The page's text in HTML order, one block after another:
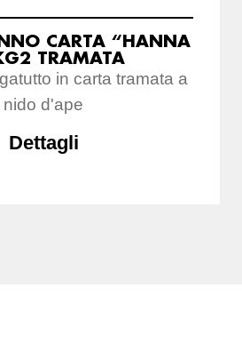
CARTA “HANNA
TRAMATA
in carta tramata a
nido d'ape
Dettagli